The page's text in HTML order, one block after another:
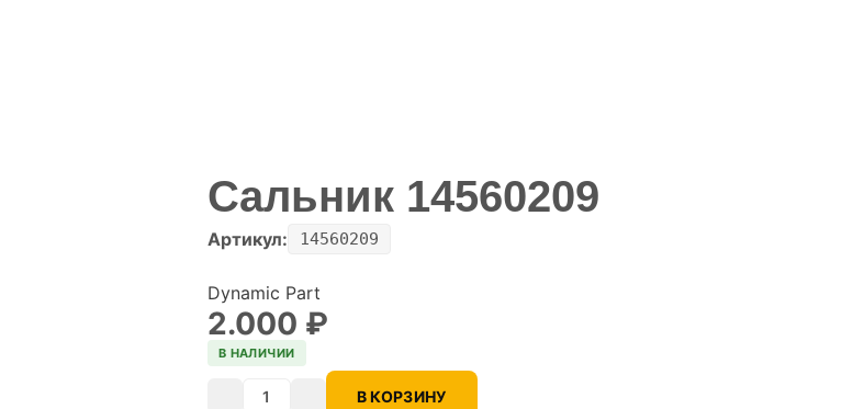
Сальник 14560209
Артикул: 14560209
Dynamic Part
2.000 ₽
В НАЛИЧИИ
В КОРЗИНУ